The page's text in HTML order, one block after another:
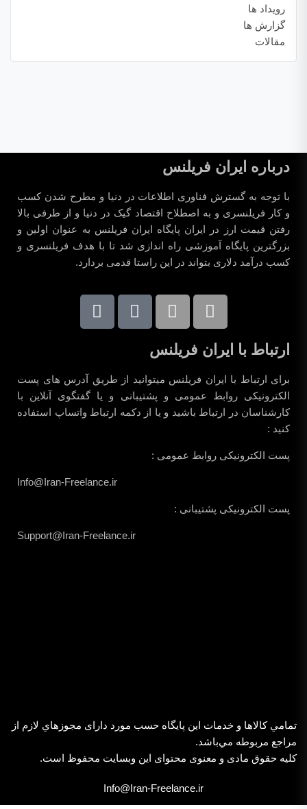
رویداد ها
گزارش ها
مقالات
درباره ایران فریلنس
با توجه به گسترش فناوری اطلاعات در دنیا و مطرح شدن کسب
و کار فریلنسری و به اصطلاح اقتصاد گیک در دنیا و از طرفی بالا
رفتن قیمت ارز در ایران پایگاه ایران فریلنس به عنوان اولین و
بزرگترین پایگاه آموزشی راه اندازی شد تا با هدف فریلنسری و
کسب درآمد دلاری بتواند در این راستا قدمی بردارد.
ارتباط با ایران فریلنس
برای ارتباط با ایران فریلنس میتوانید از طریق آدرس های پست
الکترونیکی روابط عمومی و پشتیبانی و یا گفتگوی آنلاین با
کارشناسان در ارتباط باشید و یا از دکمه ارتباط واتساپ استفاده
کنید :
پست الکترونیکی روابط عمومی :
Info@Iran-Freelance.ir
پست الکترونیکی پشتیبانی :
Support@Iran-Freelance.ir
تمامي كالاها و خدمات اين پایگاه حسب مورد دارای مجوزهاي لازم از
مراجع مربوطه مي‌باشد.
کلیه حقوق مادی و معنوی محتوای این وبسایت محفوظ است.
Info@Iran-Freelance.ir